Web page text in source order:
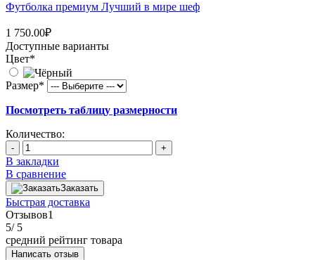
Футболка премиум Лучший в мире шеф
1 750.00₽
Доступные варианты
Цвет*
Размер*
Посмотреть таблицу размерности
Количество:
- +
В закладки
В сравнение
Заказать
Быстрая доставка
Отзывов1
5/ 5
средний рейтинг товара
Написать отзыв